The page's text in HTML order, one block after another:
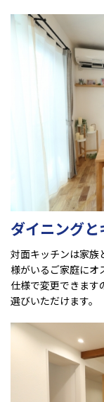
ダイニングと
対面キッチンは家族
様がいるご家庭にオ
仕様で変更できます
選びいただけます。